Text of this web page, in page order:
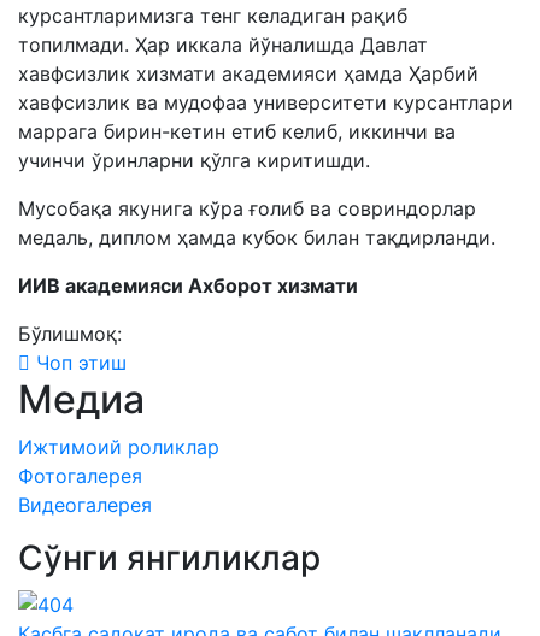
курсантларимизга тенг келадиган рақиб
топилмади. Ҳар иккала йўналишда Давлат
хавфсизлик хизмати академияси ҳамда Ҳарбий
хавфсизлик ва мудофаа университети курсантлари
маррага бирин-кетин етиб келиб, иккинчи ва
учинчи ўринларни қўлга киритишди.
Мусобақа якунига кўра ғолиб ва совриндорлар
медаль, диплом ҳамда кубок билан тақдирланди.
ИИВ академияси Ахборот хизмати
Бўлишмоқ:
Чоп этиш
Медиа
Ижтимоий роликлар
Фотогалерея
Видеогалерея
Сўнги янгиликлар